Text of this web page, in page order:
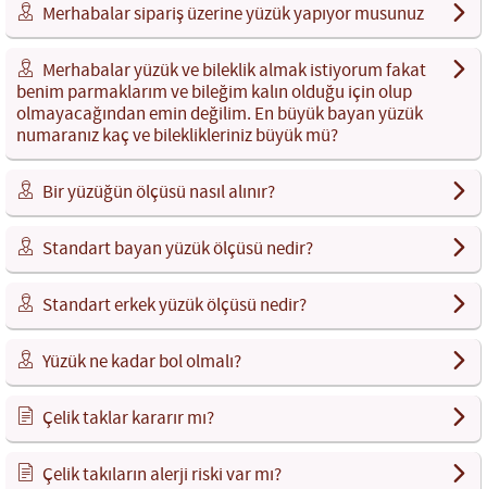
Merhabalar sipariş üzerine yüzük yapıyor musunuz
Merhabalar yüzük ve bileklik almak istiyorum fakat
benim parmaklarım ve bileğim kalın olduğu için olup
olmayacağından emin değilim. En büyük bayan yüzük
numaranız kaç ve bileklikleriniz büyük mü?
Bir yüzüğün ölçüsü nasıl alınır?
Standart bayan yüzük ölçüsü nedir?
Standart erkek yüzük ölçüsü nedir?
Yüzük ne kadar bol olmalı?
Çelik taklar kararır mı?
Çelik takıların alerji riski var mı?